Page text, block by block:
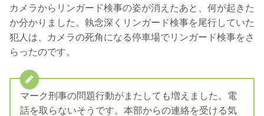
カメラからリンガード検事の姿が消えたあと、何が起きた
か分かりました。執念深くリンガード検事を尾行していた
犯人は、カメラの死角になる停車場でリンガード検事をさ
らったのです。
マーク刑事の問題行動がまたしても増えました。電
話を取らないそうです。本部からの連絡を受ける気